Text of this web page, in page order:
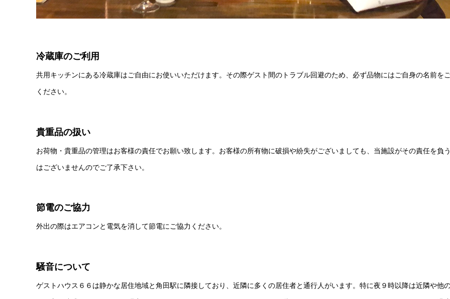
冷蔵庫のご利用
共用キッチンにある冷蔵庫はご自由にお使いいただけます。その際ゲスト間のトラブル回避のため、必ず品物にはご自身の名前を
ください。
貴重品の扱い
お荷物・貴重品の管理はお客様の責任でお願い致します。お客様の所有物に破損や紛失がございましても、当施設がその責任を負
はございませんのでご了承下さい。
節電のご協力
外出の際はエアコンと電気を消して節電にご協力ください。
騒音について
ゲストハウス６６は静かな居住地域と角田駅に隣接しており、近隣に多くの居住者と通行人がいます。特に夜９時以降は近隣や他